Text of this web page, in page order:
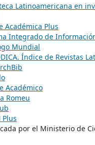
Latinoamericana en
Académica Plus
Integrado de
Mundial
Índice de Revistas
Académico
Romeu
Plus
por el Ministerio de